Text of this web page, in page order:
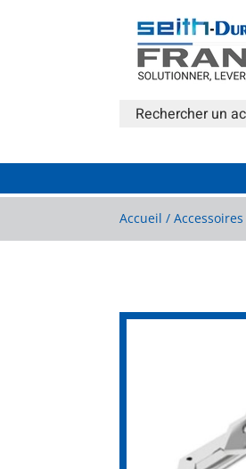
Accueil /Accessoires